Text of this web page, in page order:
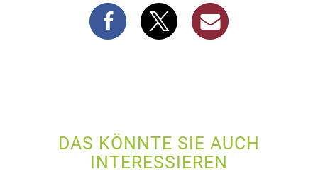
DAS KÖNNTE SIE AUCH
INTERESSIEREN